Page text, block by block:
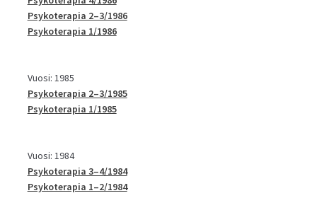
Psykoterapia 2–3/1986
Psykoterapia 1/1986
Vuosi: 1985
Psykoterapia 2–3/1985
Psykoterapia 1/1985
Vuosi: 1984
Psykoterapia 3–4/1984
Psykoterapia 1–2/1984